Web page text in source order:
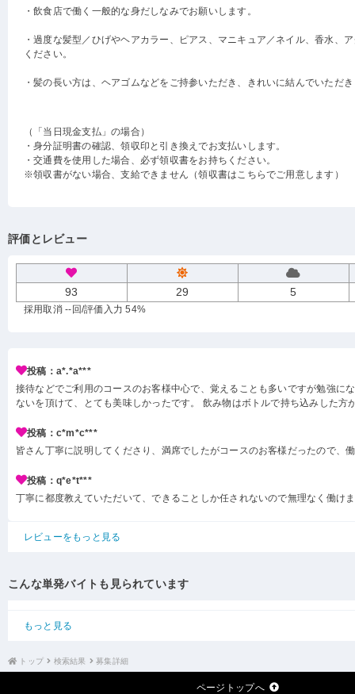
・飲食店で働く一般的な身だしなみでお願いします。
・過度な髪型／ひげやヘアカラー、ピアス、マニキュア／ネイル、香水、
ください。
・髪の長い方は、ヘアゴムなどをご持参いただき、きれいに結んでいただ
（「当日現金支払」の場合）
・身分証明書の確認、領収印と引き換えでお支払いします。
・交通費を使用した場合、必ず領収書をお持ちください。
※領収書がない場合、支給できません（領収書はこちらでご用意します）
評価とレビュー
93 29 5
採用取消 --回/評価入力 54%
投稿：a*.*a***
接待などでご利用のコースのお客様中心で、覚えることも多いですが勉強に
ないを頂けて、とても美味しかったです。 飲み物はボトルで持ち込みした方
投稿：c*m*c***
皆さん丁寧に説明してくださり、満席でしたがコースのお客様だったので、
投稿：q*e*t***
丁寧に都度教えていただいて、できることしか任されないので無理なく働け
レビューをもっと見る
こんな単発バイトも見られています
もっと見る
トップ 検索結果 募集詳細
ページトップへ